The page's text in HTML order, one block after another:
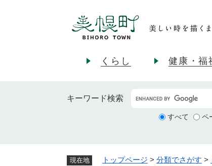
くらし 健康・福
キーワード検索
すべて ペ
現在地 トップページ > 分類でさがす >